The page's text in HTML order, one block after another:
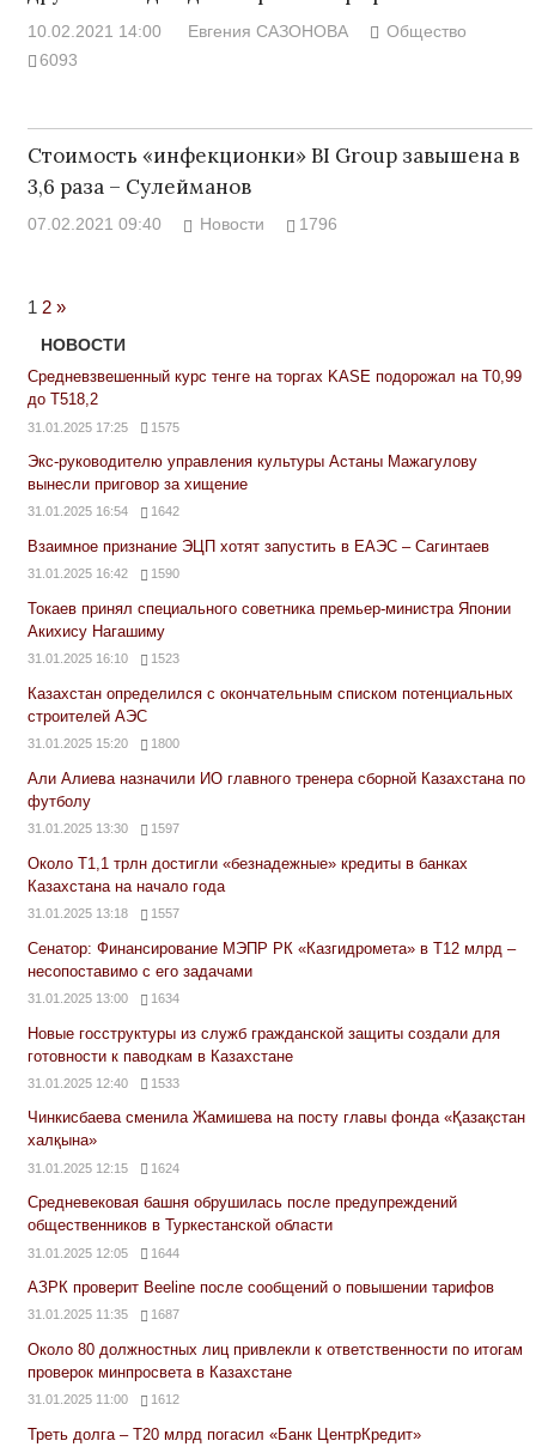
10.02.2021 14:00 Евгения САЗОНОВА
Общество
6093
Стоимость «инфекционки» BI Group завышена в
3,6 раза – Сулейманов
07.02.2021 09:40 Новости 1796
1 2 Next
Posts
»
НОВОСТИ
Средневзвешенный курс тенге на торгах KASE подорожал на Т0,99
до Т518,2
31.01.2025 17:25 1575
Экс-руководителю управления культуры Астаны Мажагулову
вынесли приговор за хищение
31.01.2025 16:54 1642
Взаимное признание ЭЦП хотят запустить в ЕАЭС – Сагинтаев
31.01.2025 16:42 1590
Токаев принял специального советника премьер-министра Японии
Акихису Нагашиму
31.01.2025 16:10 1523
Казахстан определился с окончательным списком потенциальных
строителей АЭС
31.01.2025 15:20 1800
Али Алиева назначили ИО главного тренера сборной Казахстана по
футболу
31.01.2025 13:30 1597
Около Т1,1 трлн достигли «безнадежные» кредиты в банках
Казахстана на начало года
31.01.2025 13:18 1557
Сенатор: Финансирование МЭПР РК «Казгидромета» в Т12 млрд –
несопоставимо с его задачами
31.01.2025 13:00 1634
Новые госструктуры из служб гражданской защиты создали для
готовности к паводкам в Казахстане
31.01.2025 12:40 1533
Чинкисбаева сменила Жамишева на посту главы фонда «Қазақстан
халқына»
31.01.2025 12:15 1624
Средневековая башня обрушилась после предупреждений
общественников в Туркестанской области
31.01.2025 12:05 1644
АЗРК проверит Beeline после сообщений о повышении тарифов
31.01.2025 11:35 1687
Около 80 должностных лиц привлекли к ответственности по итогам
проверок минпросвета в Казахстане
31.01.2025 11:00 1612
Треть долга – Т20 млрд погасил «Банк ЦентрКредит»